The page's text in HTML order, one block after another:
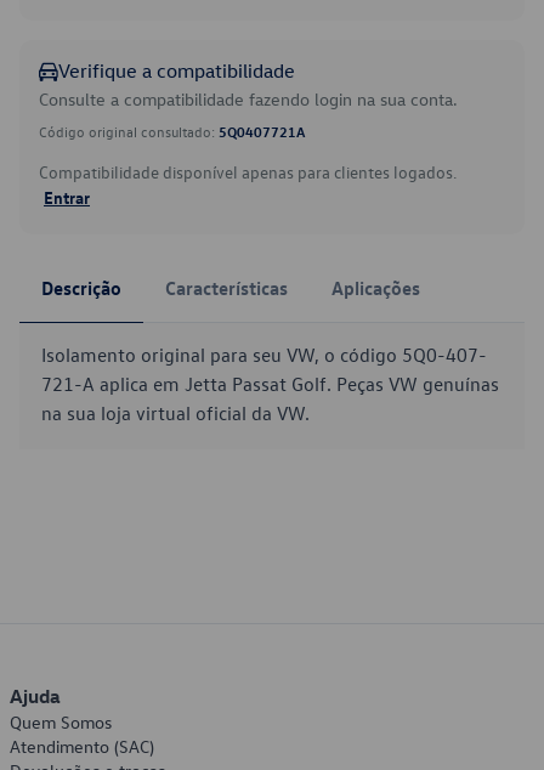
Verifique a compatibilidade
Consulte a compatibilidade fazendo login na sua conta.
Código original consultado: 5Q0407721A
Compatibilidade disponível apenas para clientes logados.
Entrar
Descrição Características Aplicações
Isolamento original para seu VW, o código 5Q0-407-
721-A aplica em Jetta Passat Golf. Peças VW genuínas
na sua loja virtual oficial da VW.
Ajuda
Quem Somos
Atendimento (SAC)